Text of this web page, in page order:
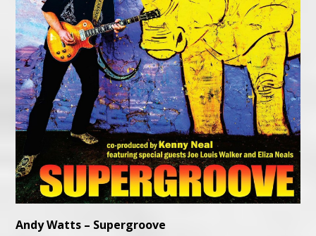
Andy Watts – Supergroove